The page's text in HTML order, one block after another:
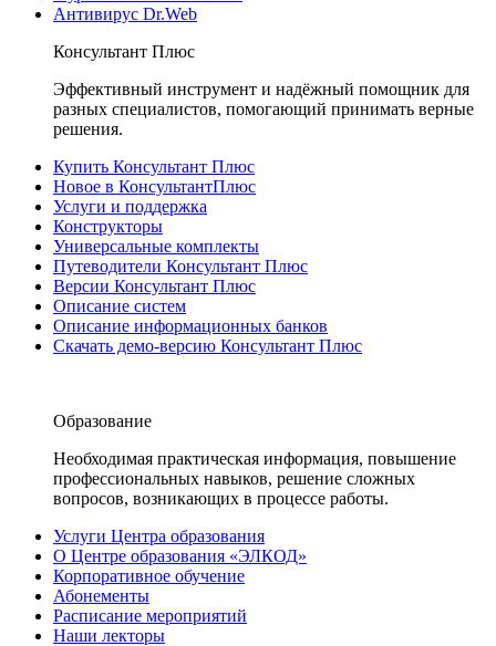
Антивирус Dr.Web
Консультант Плюс
Эффективный инструмент и надёжный помощник для
разных специалистов, помогающий принимать верные
решения.
Купить Консультант Плюс
Новое в КонсультантПлюс
Услуги и поддержка
Конструкторы
Универсальные комплекты
Путеводители Консультант Плюс
Версии Консультант Плюс
Описание систем
Описание информационных банков
Скачать демо-версию Консультант Плюс
Образование
Необходимая практическая информация, повышение
профессиональных навыков, решение сложных
вопросов, возникающих в процессе работы.
Услуги Центра образования
О Центре образования «ЭЛКОД»
Корпоративное обучение
Абонементы
Расписание мероприятий
Наши лекторы